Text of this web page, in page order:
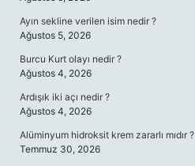
Ayın sekline verilen isim nedir ?
Ağustos 5, 2026
Burcu Kurt olayı nedir ?
Ağustos 4, 2026
Ardışık iki açı nedir ?
Ağustos 4, 2026
Alüminyum hidroksit krem zararlı mıdır ?
Temmuz 30, 2026